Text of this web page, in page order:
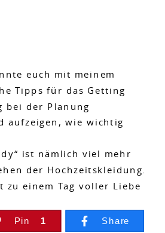
euch mit meinem
Tipps für das Getting
bei der Planung
aufzeigen, wie wichtig
ist nämlich viel mehr
der Hochzeitskleidung.
zu einem Tag voller Liebe
Pin 1 Share